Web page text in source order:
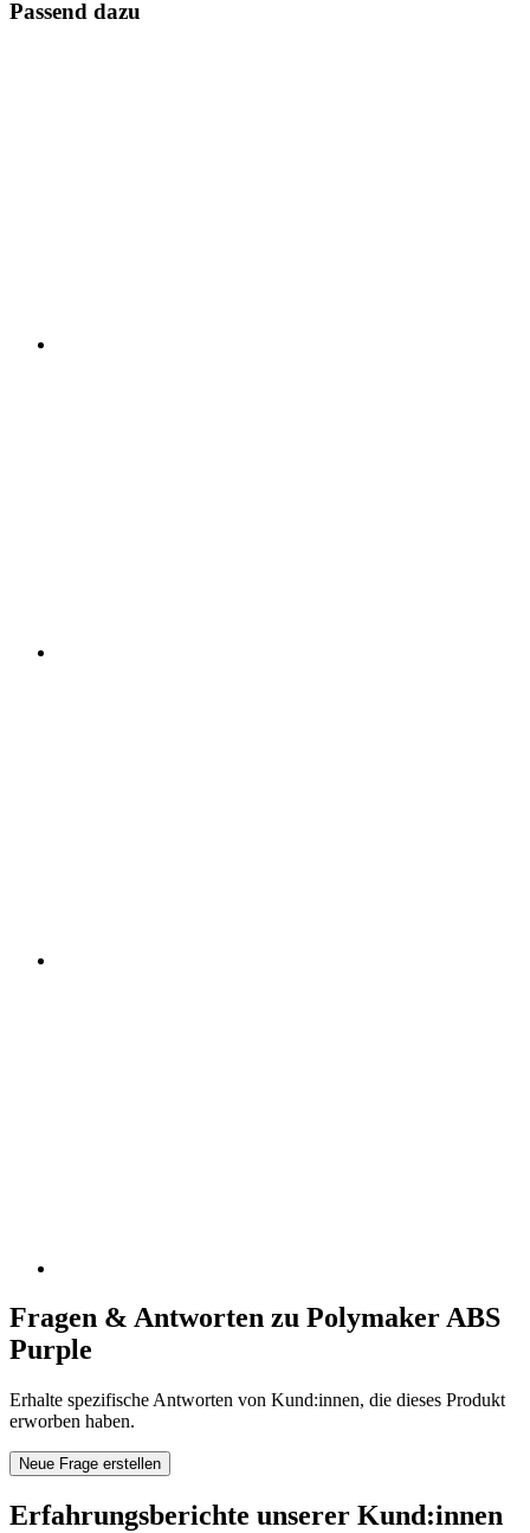
Passend dazu
Fragen & Antworten zu Polymaker ABS
Purple
Erhalte spezifische Antworten von Kund:innen, die dieses Produkt
erworben haben.
Neue Frage erstellen
Erfahrungsberichte unserer Kund:innen